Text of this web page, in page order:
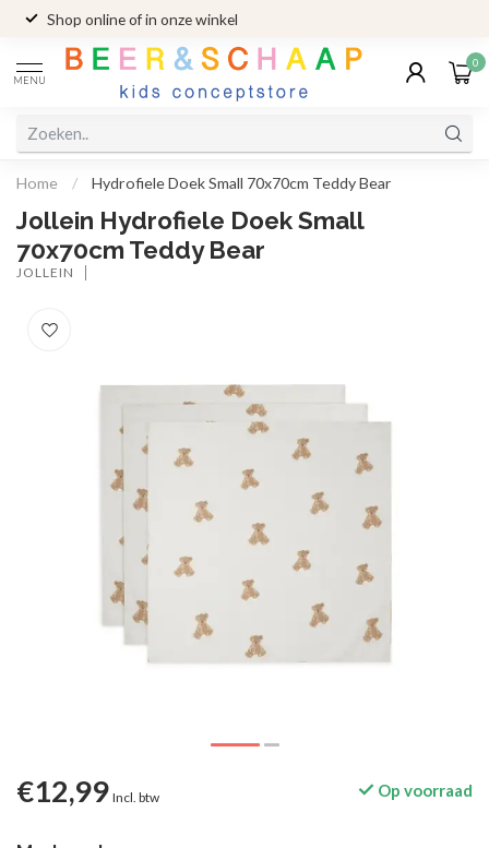
Shop online of in onze winkel
MENU
0
Home / Hydrofiele Doek Small 70x70cm Teddy Bear
Jollein Hydrofiele Doek Small
70x70cm Teddy Bear
JOLLEIN
€12,99 Incl. btw Op voorraad